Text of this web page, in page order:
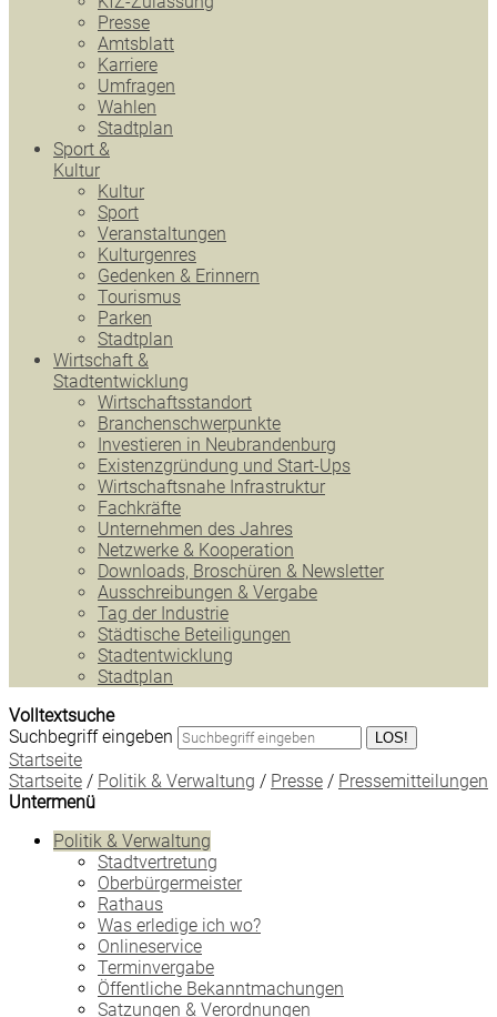
Presse
Amtsblatt
Karriere
Umfragen
Wahlen
Stadtplan
Sport &
Kultur
Kultur
Sport
Veranstaltungen
Kulturgenres
Gedenken & Erinnern
Tourismus
Parken
Stadtplan
Wirtschaft &
Stadtentwicklung
Wirtschaftsstandort
Branchenschwerpunkte
Investieren in Neubrandenburg
Existenzgründung und Start-Ups
Wirtschaftsnahe Infrastruktur
Fachkräfte
Unternehmen des Jahres
Netzwerke & Kooperation
Downloads, Broschüren & Newsletter
Ausschreibungen & Vergabe
Tag der Industrie
Städtische Beteiligungen
Stadtentwicklung
Stadtplan
Volltextsuche
Suchbegriff eingeben
LOS!
Startseite
Startseite / Politik & Verwaltung / Presse / Pressemitteilungen
Untermenü
Politik & Verwaltung
Stadtvertretung
Oberbürgermeister
Rathaus
Was erledige ich wo?
Onlineservice
Terminvergabe
Öffentliche Bekanntmachungen
Satzungen & Verordnungen